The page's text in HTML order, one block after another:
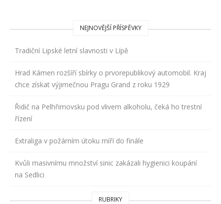
NEJNOVĚJŠÍ PŘÍSPĚVKY
Tradiční Lipské letní slavnosti v Lípě
Hrad Kámen rozšíří sbírky o prvorepublikový automobil. Kraj
chce získat výjimečnou Pragu Grand z roku 1929
Řidič na Pelhřimovsku pod vlivem alkoholu, čeká ho trestní
řízení
Extraliga v požárním útoku míří do finále
Kvůli masivnímu množství sinic zakázali hygienici koupání
na Sedlici
RUBRIKY